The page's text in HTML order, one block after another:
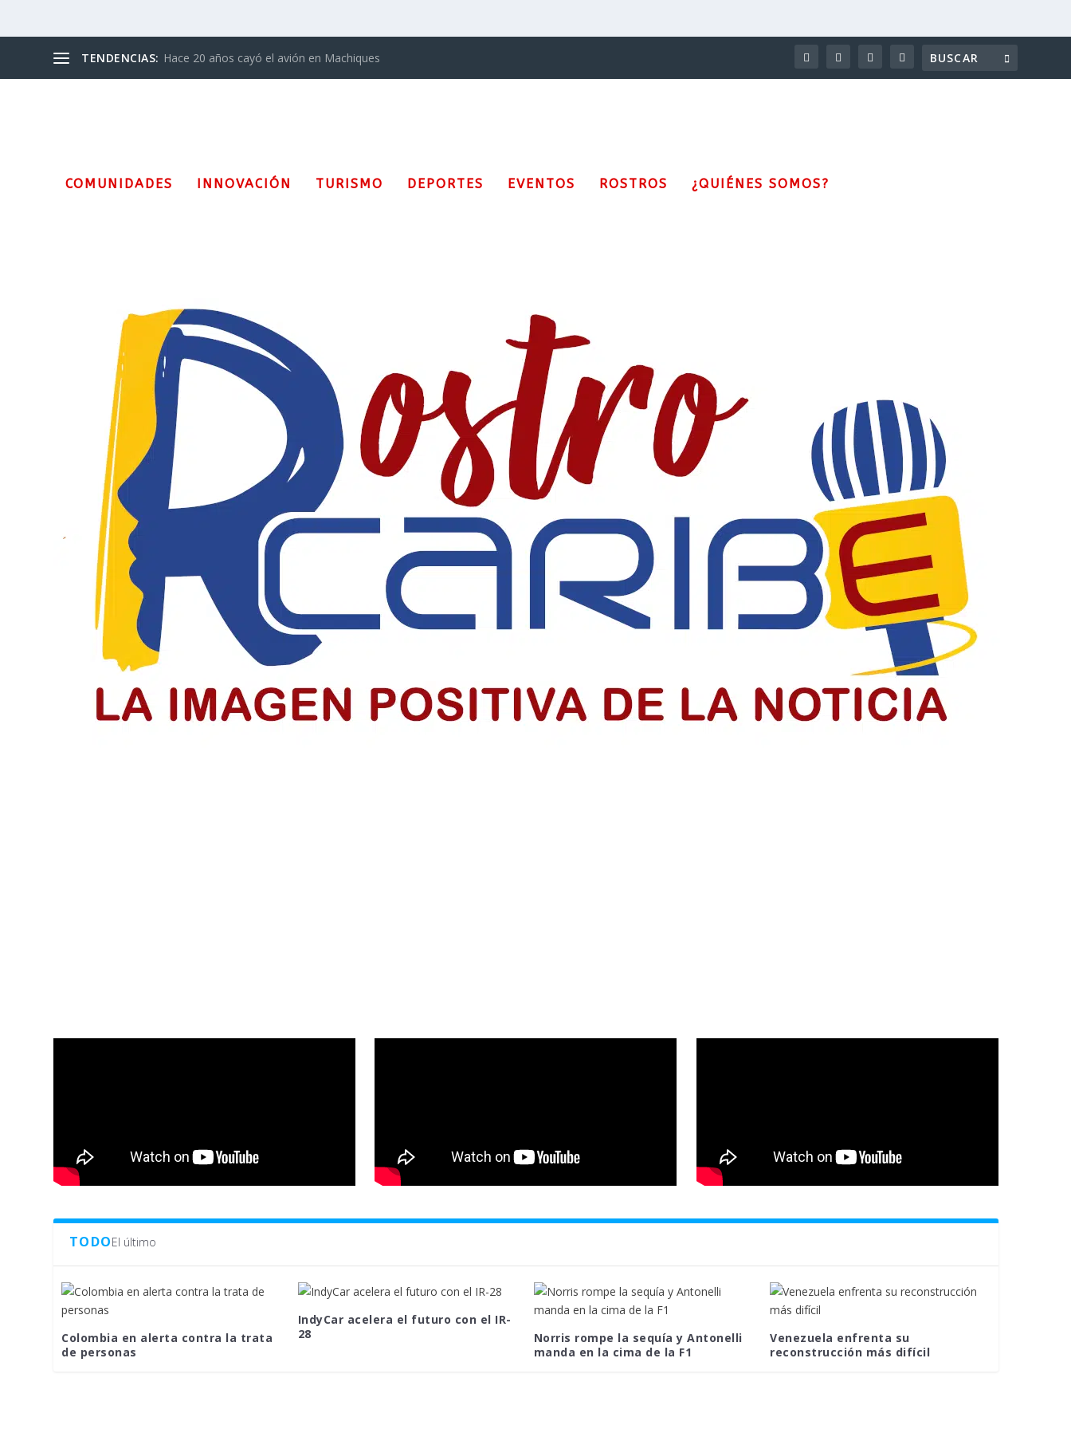
TENDENCIAS: Hace 20 años cayó el avión en Machiques
COMUNIDADES INNOVACIÓN TURISMO DEPORTES EVENTOS ROSTROS ¿QUIÉNES SOMOS?
El Día del Periodista y Comunicador SociaI en Colombia
El periodista y comunicador social en Colombia paga un precio alto por informar, pero su labor sigue sosteniendo la democracia y construyendo país
LEER MÁS
Jóvenes de Chiquinquirá cierran el ciclo sacramental del centenario
Jóvenes recibieron la confirmación en el cierre del ciclo sacramental del centenario de la Parroquia Chiquinquirá en Barranquilla
LEER MÁS
TODOEl último
Colombia en alerta contra la trata
de personas
IndyCar acelera el futuro con el IR-
28
Norris rompe la sequía y Antonelli
manda en la cima de la F1
Venezuela enfrenta su
reconstrucción más difícil